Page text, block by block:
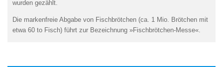
wurden gezählt.
Die markenfreie Abgabe von Fischbrötchen (ca. 1 Mio. Brötchen mit
etwa 60 to Fisch) führt zur Bezeichnung »Fischbrötchen-Messe«.